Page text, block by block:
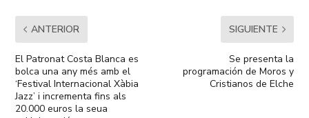
ANTERIOR
El Patronat Costa Blanca es
bolca una any més amb el
‘Festival Internacional Xàbia
Jazz’ i incrementa fins als
20.000 euros la seua
SIGUIENTE
Se presenta la
programación de Moros y
Cristianos de Elche